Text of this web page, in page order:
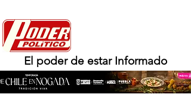
El poder de estar Informado